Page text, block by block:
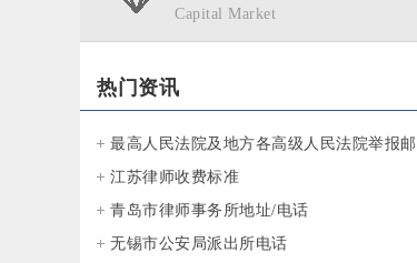
Capital Market
热门资讯
最高人民法院及地方各高级人民法院举报邮
址、举报电话、举报电子信箱
江苏律师收费标准
青岛市律师事务所地址/电话
无锡市公安局派出所电话